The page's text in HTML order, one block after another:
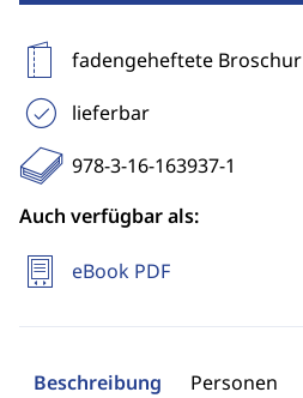
fadengeheftete Broschur
lieferbar
978-3-16-163937-1
Auch verfügbar als:
eBook PDF
Beschreibung Personen